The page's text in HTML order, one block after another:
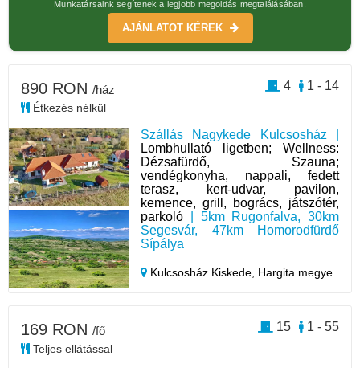
Munkatársaink segítenek a legjobb megoldás megtalálásában.
AJÁNLATOT KÉREK
Szállás Nagykede Kulcsosház |
Lombhullató ligetben; Wellness:
Dézsafürdő, Szauna;
vendégkonyha, nappali, fedett
terasz, kert-udvar, pavilon,
kemence, grill, bogrács, játszótér,
parkoló | 5km Rugonfalva, 30km
Segesvár, 47km Homorodfürdő
Sípálya
Kulcsosház Kiskede, Hargita megye
890 RON /ház
Étkezés nélkül
1 - 14
4
169 RON /fő
Teljes ellátással
1 - 55
15